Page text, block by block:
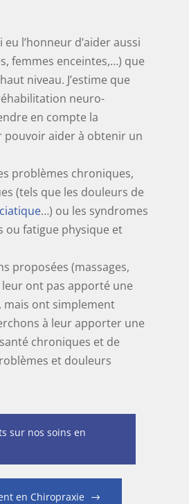
l’honneur d’aider aussi
femmes enceintes,…) que
niveau. J’estime que
neuro-
en compte la
pouvoir aider à obtenir un
problèmes chroniques,
(tels que les douleurs de
…) ou les syndromes
ou fatigue physique et
proposées (massages,
ont pas apporté une
mais ont simplement
à leur apporter une
chroniques et de
et douleurs
sur nos soins en
en Chiropraxie